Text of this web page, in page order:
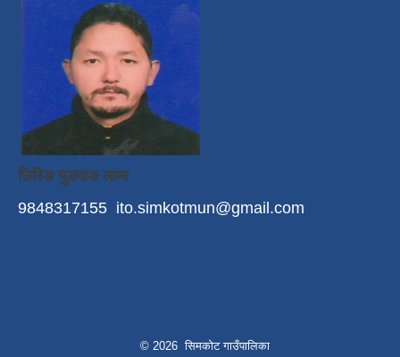
छिरिङ युङडङ लामा
9848317155 ito.simkotmun@gmail.com
© 2026 सिमकोट गाउँपालिका